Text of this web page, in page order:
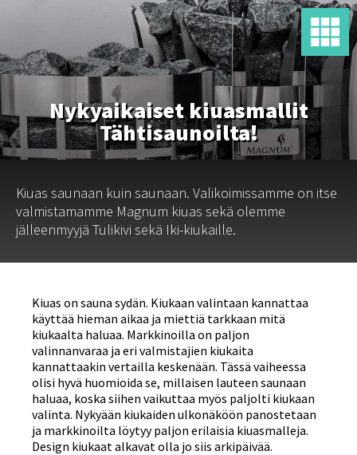
Nykyaikaiset kiuasmallit
Tähtisaunoilta!
Kiuas saunaan kuin saunaan. Valikoimissamme on itse
valmistamamme Magnum kiuas sekä olemme
jälleenmyyjä Tulikivi sekä Iki-kiukaille.
Kiuas on sauna sydän. Kiukaan valintaan kannattaa
käyttää hieman aikaa ja miettiä tarkkaan mitä
kiukaalta haluaa. Markkinoilla on paljon
valinnanvaraa ja eri valmistajien kiukaita
kannattaakin vertailla keskenään. Tässä vaiheessa
olisi hyvä huomioida se, millaisen lauteen saunaan
haluaa, koska siihen vaikuttaa myös paljolti kiukaan
valinta. Nykyään kiukaiden ulkonäköön panostetaan
ja markkinoilta löytyy paljon erilaisia kiuasmalleja.
Design kiukaat alkavat olla jo siis arkipäivää.